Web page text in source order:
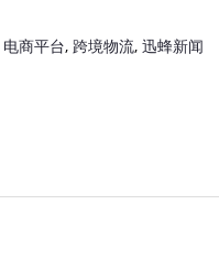
电商平台, 跨境物流, 迅蜂新闻